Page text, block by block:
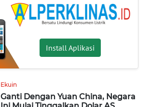
Install Aplikasi
Ekuin
Ganti Dengan Yuan China, Negara